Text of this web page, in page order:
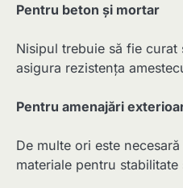
Pentru beton și mortar
Nisipul trebuie să fie
asigura rezistența
Pentru amenajări
De multe ori este
materiale pentru stabilitate